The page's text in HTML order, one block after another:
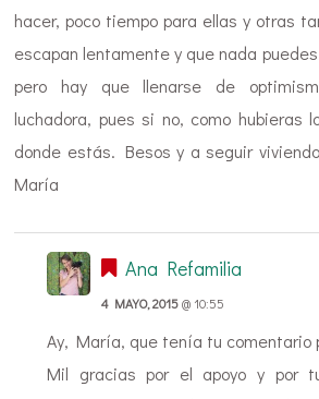
hacer, poco tiempo para ellas y otras
escapan lentamente y que nada
pero hay que llenarse de
luchadora, pues si no, como hubieras
donde estás. Besos y a seguir
María
Ana Refamilia
4 MAYO, 2015@ 10:55
Ay, María, que tenía tu comentario
Mil gracias por el apoyo y por